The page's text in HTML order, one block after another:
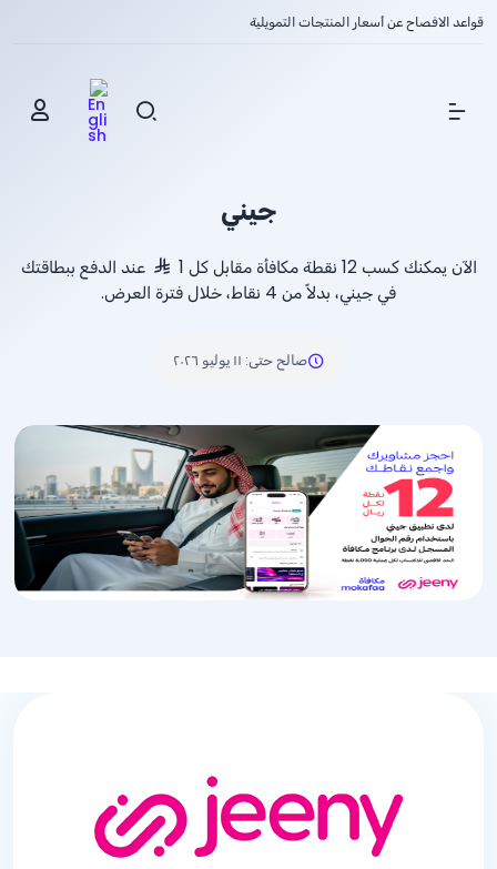
قواعد الافصاح عن أسعار المنتجات التمويلية
Show Menu
جيني
الآن يمكنك كسب 12 نقطة مكافأة مقابل كل 1
عند الدفع ببطاقتك
في جيني، بدلاً من 4 نقاط، خلال فترة العرض.
صالح حتى: ١١ يوليو ٢٠٢٦